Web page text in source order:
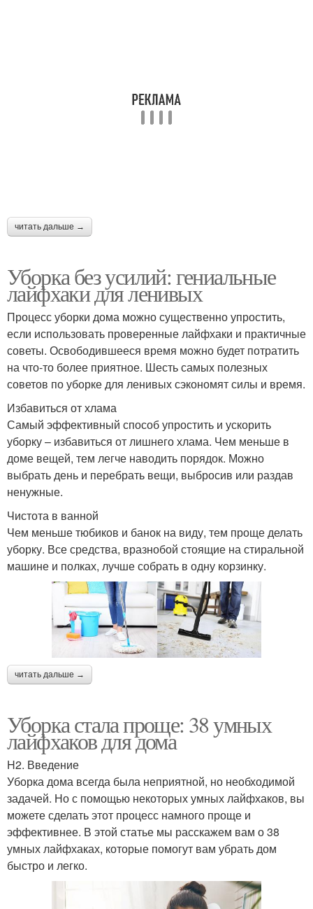
читать дальше →
Уборка без усилий: гениальные
лайфхаки для ленивых
Процесс уборки дома можно существенно упростить,
если использовать проверенные лайфхаки и практичные
советы. Освободившееся время можно будет потратить
на что-то более приятное. Шесть самых полезных
советов по уборке для ленивых сэкономят силы и время.
Избавиться от хлама
Самый эффективный способ упростить и ускорить
уборку – избавиться от лишнего хлама. Чем меньше в
доме вещей, тем легче наводить порядок. Можно
выбрать день и перебрать вещи, выбросив или раздав
ненужные.
Чистота в ванной
Чем меньше тюбиков и банок на виду, тем проще делать
уборку. Все средства, вразнобой стоящие на стиральной
машине и полках, лучше собрать в одну корзинку.
читать дальше →
Уборка стала проще: 38 умных
лайфхаков для дома
H2. Введение
Уборка дома всегда была неприятной, но необходимой
задачей. Но с помощью некоторых умных лайфхаков, вы
можете сделать этот процесс намного проще и
эффективнее. В этой статье мы расскажем вам о 38
умных лайфхаках, которые помогут вам убрать дом
быстро и легко.